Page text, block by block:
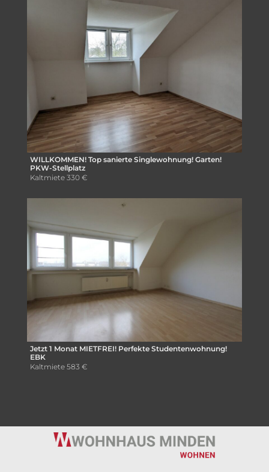
WILLKOMMEN! Top sanierte Singlewohnung! Garten!
PKW-Stellplatz
Kaltmiete 330 €
Jetzt 1 Monat MIETFREI! Perfekte Studentenwohnung!
EBK
Kaltmiete 583 €